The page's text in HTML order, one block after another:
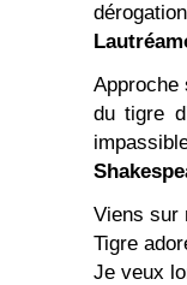
Approche
du tigre
Viens sur
Tigre
Je veux